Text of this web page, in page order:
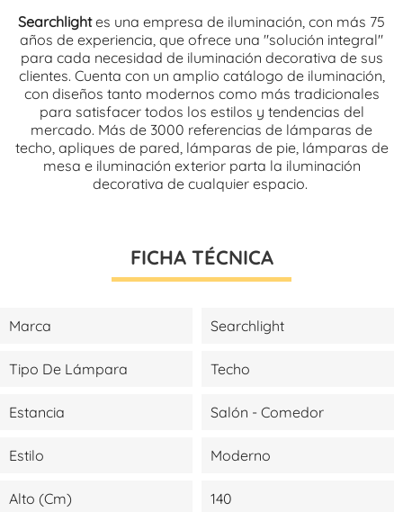
Searchlightes una empresa de iluminación, con más 75
años de experiencia, que ofrece una "solución integral"
para cada necesidad de iluminación decorativa de sus
clientes. Cuenta con un amplio catálogo de iluminación,
con diseños tanto modernos como más tradicionales
para satisfacer todos los estilos y tendencias del
mercado. Más de 3000 referencias de lámparas de
techo, apliques de pared, lámparas de pie, lámparas de
mesa e iluminación exterior parta la iluminación
decorativa de cualquier espacio.
FICHA TÉCNICA
Marca Searchlight
Tipo De Lámpara Techo
Estancia Salón - Comedor
Estilo Moderno
Alto (cm) 140